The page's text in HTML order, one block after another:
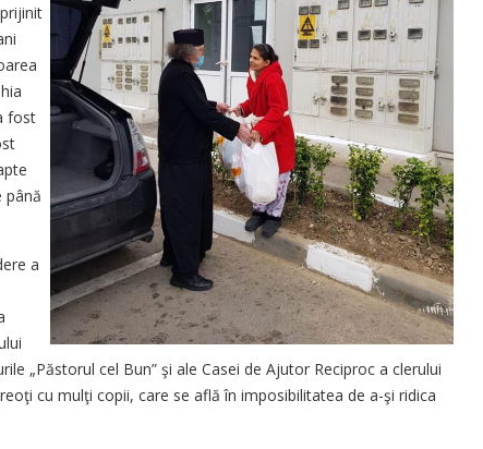
fost
până
a
„Păstorul cel Bun” şi ale Casei de Ajutor Reciproc a clerului
cu mulţi copii, care se află în imposibilitatea de a-şi ridica